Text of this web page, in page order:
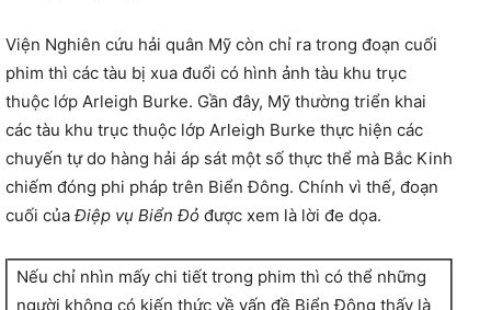
Viện Nghiên cứu hải quân Mỹ còn chỉ ra trong đoạn cuối
phim thì các tàu bị xua đuổi có hình ảnh tàu khu trục
thuộc lớp Arleigh Burke. Gần đây, Mỹ thường triển khai
các tàu khu trục thuộc lớp Arleigh Burke thực hiện các
chuyến tự do hàng hải áp sát một số thực thể mà Bắc Kinh
chiếm đóng phi pháp trên Biển Đông. Chính vì thế, đoạn
cuối của Điệp vụ Biển Đỏ được xem là lời đe dọa.
Nếu chỉ nhìn mấy chi tiết trong phim thì có thể những
người không có kiến thức về vấn đề Biển Đông thấy là